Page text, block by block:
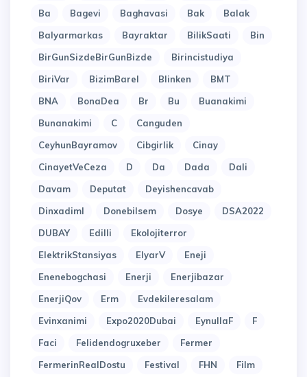
Ba
Bagevi Baghavasi Bak
Balak
Balyarmarkas
Bayraktar BilikSaati
Bin
BirGunSizdeBirGunBizde
Birincistudiya
BiriVar
BizimBarel Blinken
BMT
BNA
BonaDea Br Bu
Buanakimi
Bunanakimi
C
Canguden
CeyhunBayramov
Cibgirlik
Cinay
CinayetVeCeza
D Da Dada
Dali
Davam
Deputat
Deyishencavab
Dinxadiml
Donebilsem Dosye
DSA2022
DUBAY
Edilli
Ekolojiterror
ElektrikStansiyas
ElyarV
Eneji
Enenebogchasi
Enerji
Enerjibazar
EnerjiQov
Erm
Evdekileresalam
Evinxanimi
Expo2020Dubai EynullaF
F
Faci
Felidendogruxeber
Fermer
FermerinRealDostu
Festival FHN
Film